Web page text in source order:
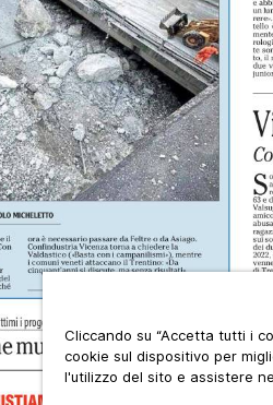
Cliccando su “Accetta tutti i
cookie sul dispositivo per
l'utilizzo del sito e assistere